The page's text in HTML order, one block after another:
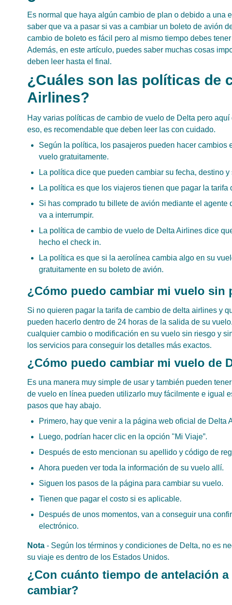
Es normal que haya algún cambio de plan o debido a
saber que va a pasar si vas a cambiar un boleto de avión
cambio de boleto es fácil pero al mismo tiempo debes
Además, en este artículo, puedes saber muchas cosas
deben leer hasta el final.
¿Cuáles son las políticas de
Airlines?
Hay varias políticas de cambio de vuelo de Delta pero
eso, es recomendable que deben leer las con cuidado.
Según la política, los pasajeros pueden hacer
vuelo gratuitamente.
La política dice que pueden cambiar su fecha, destino y
La política es que los viajeros tienen que pagar la
Si has comprado tu billete de avión mediante el
va a interrumpir.
La política de cambio de vuelo de Delta Airlines dice
hecho el check in.
La política es que si la aerolínea cambia algo en su
gratuitamente en su boleto de avión.
¿Cómo puedo cambiar mi vuelo sin
Si no quieren pagar la tarifa de cambio de delta airlines y
pueden hacerlo dentro de 24 horas de la salida de su
cualquier cambio o modificación en su vuelo sin riesgo y
los servicios para conseguir los detalles más exactos.
¿Cómo puedo cambiar mi vuelo de
Es una manera muy simple de usar y también pueden
de vuelo en línea pueden utilizarlo muy fácilmente e igual
pasos que hay abajo.
Primero, hay que venir a la página web oficial de Delta
Luego, podrían hacer clic en la opción "Mi Viaje”.
Después de esto mencionan su apellido y código de
Ahora pueden ver toda la información de su vuelo allí.
Siguen los pasos de la página para cambiar su vuelo.
Tienen que pagar el costo si es aplicable.
Después de unos momentos, van a conseguir una
electrónico.
Nota - Según los términos y condiciones de Delta, no es
su viaje es dentro de los Estados Unidos.
¿Con cuánto tiempo de antelación
cambiar?